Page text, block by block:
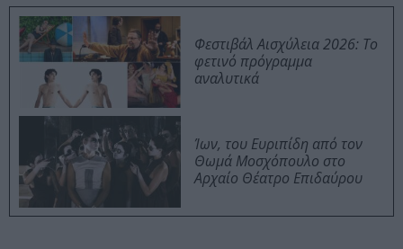
Φεστιβάλ Αισχύλεια 2026: Το
φετινό πρόγραμμα
αναλυτικά
Ίων, του Ευριπίδη από τον
Θωμά Μοσχόπουλο στο
Αρχαίο Θέατρο Επιδαύρου